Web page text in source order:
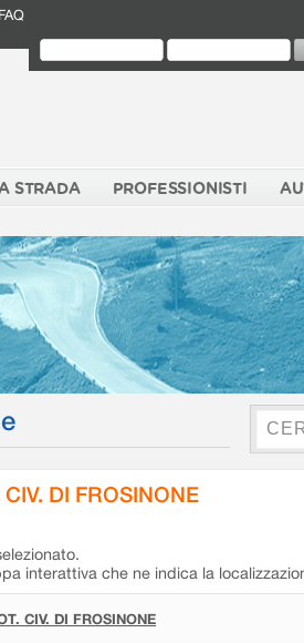
FAQ
STRADA PROFESSIONISTI
DI FROSINONE
interattiva che ne indica la
CIV. DI FROSINONE